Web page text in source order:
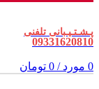
پـشـتـیـبانی تلفنی
09331620810
0 مورد /
0 تومان